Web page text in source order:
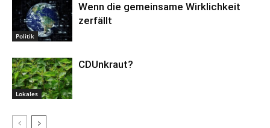
Politik
Wenn die gemeinsame Wirklichkeit
zerfällt
Lokales
CDUnkraut?